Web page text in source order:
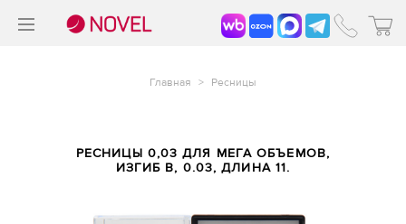
Главная > Ресницы
РЕСНИЦЫ 0,03 ДЛЯ МЕГА ОБЪЕМОВ,
ИЗГИБ B, 0.03, ДЛИНА 11.